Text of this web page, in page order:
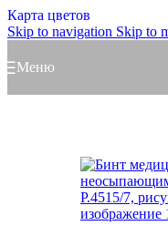
Карта цветов
Skip to navigation Skip to
Меню